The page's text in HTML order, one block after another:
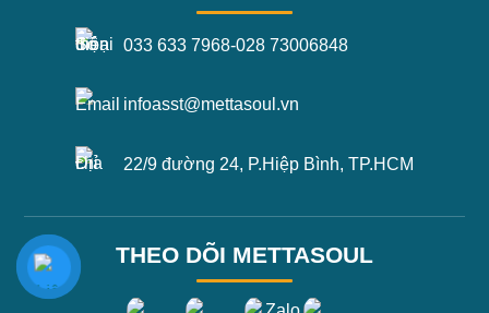
033 633 7968-028 73006848
infoasst@mettasoul.vn
22/9 đường 24, P.Hiệp Bình, TP.HCM
THEO DÕI METTASOUL